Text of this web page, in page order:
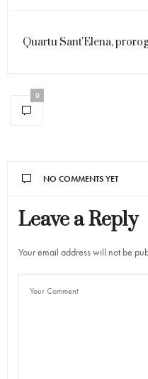
Quartu Sant'Elena,
0
NO COMMENTS YET
Leave a Reply
Your email address will not be